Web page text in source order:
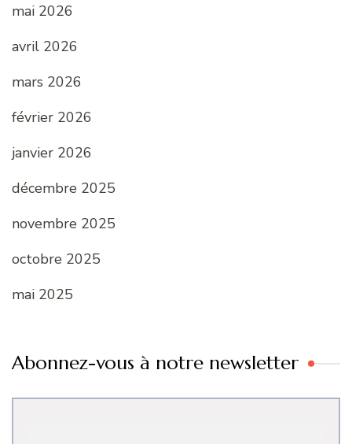
mai 2026
avril 2026
mars 2026
février 2026
janvier 2026
décembre 2025
novembre 2025
octobre 2025
mai 2025
Abonnez-vous à notre newsletter